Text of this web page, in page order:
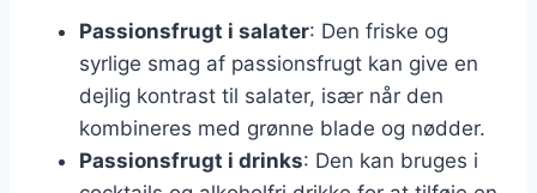
Passionsfrugt i salater: Den friske og
syrlige smag af passionsfrugt kan give en
dejlig kontrast til salater, især når den
kombineres med grønne blade og nødder.
Passionsfrugt i drinks: Den kan bruges i